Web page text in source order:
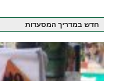
חדש במדריך המסעדות